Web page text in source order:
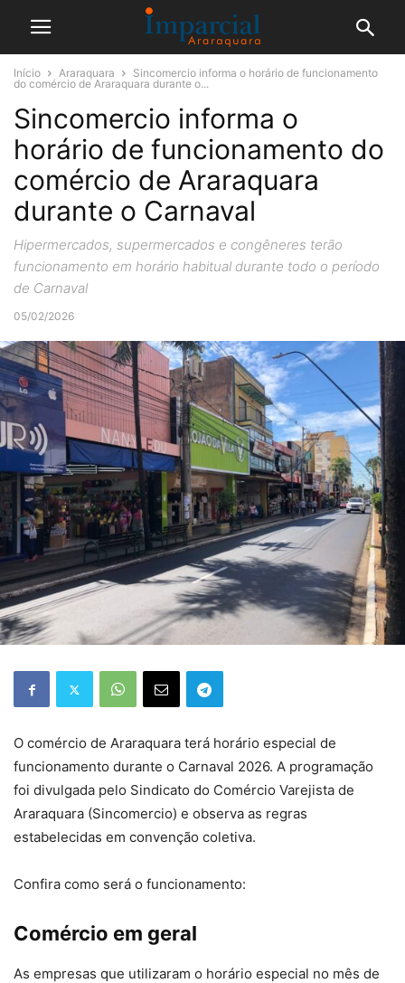
Início Araraquara
Sincomercio informa o horário de funcionamento
do comércio de Araraquara durante o...
Sincomercio informa o
horário de funcionamento do
comércio de Araraquara
durante o Carnaval
Hipermercados, supermercados e congêneres terão
funcionamento em horário habitual durante todo o período
de Carnaval
05/02/2026
O comércio de Araraquara terá horário especial de
funcionamento durante o Carnaval 2026. A programação
foi divulgada pelo Sindicato do Comércio Varejista de
Araraquara (Sincomercio) e observa as regras
estabelecidas em convenção coletiva.
Confira como será o funcionamento:
Comércio em geral
As empresas que utilizaram o horário especial no mês de